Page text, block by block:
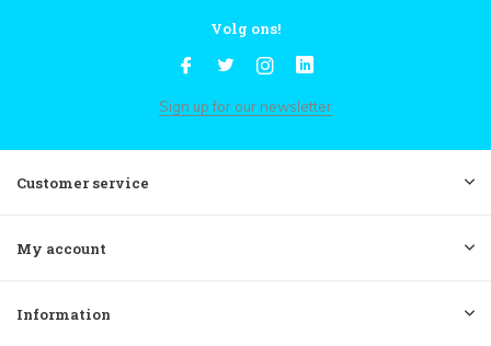
Volg ons!
Sign up for our newsletter
Customer service
My account
Information